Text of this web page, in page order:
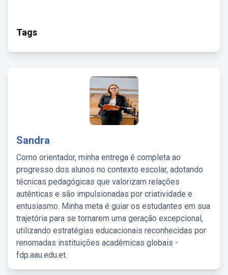
Tags
Sandra
Como orientador, minha entrega é completa ao
progresso dos alunos no contexto escolar, adotando
técnicas pedagógicas que valorizam relações
autênticas e são impulsionadas por criatividade e
entusiasmo. Minha meta é guiar os estudantes em sua
trajetória para se tornarem uma geração excepcional,
utilizando estratégias educacionais reconhecidas por
renomadas instituições acadêmicas globais -
fdp.aau.edu.et.